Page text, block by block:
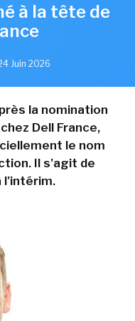
à la tête de
Juin 2026
la nomination
Dell France,
le nom
Il s'agit de
l'intérim.